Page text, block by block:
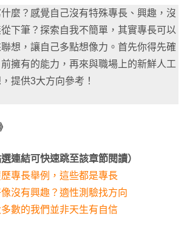
麼？感覺自己沒有特殊專長、興趣，沒
下筆？探索自我不簡單，其實專長可以
想，讓自己多點想像力。首先你得先確
擁有的能力，再來與職場上的新鮮人工
提供3大方向參考！
連結可快速跳至該章節閱讀）
專長舉例，這些都是專長
沒有興趣？適性測驗找方向
數的我們並非天生有自信